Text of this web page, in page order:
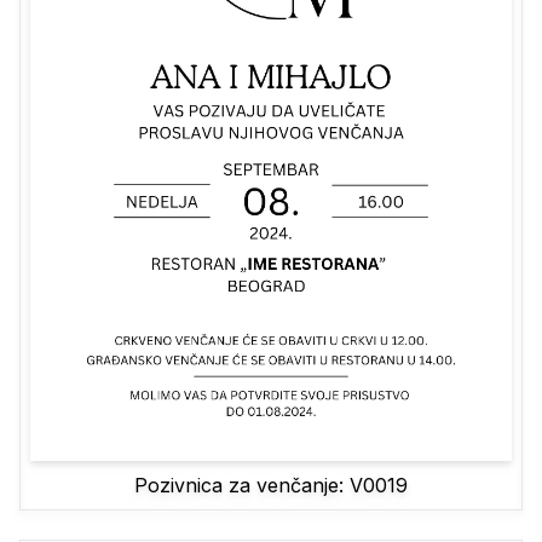
Pozivnica za venčanje: V0019